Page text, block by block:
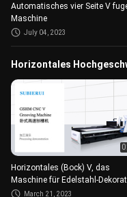
Automatisches vier Seite V
Maschine
July 04, 2023
Horizontales
Horizontales (Bock) V, das
Maschine für Edelstahl-
fugtMarch 21, 2023